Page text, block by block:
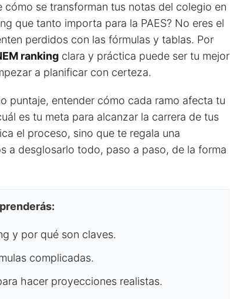
cómo se transforman tus notas del colegio en
que tanto importa para la PAES? No eres el
perdidos con las fórmulas y tablas. Por
ranking clara y práctica puede ser tu mejor
a planificar con certeza.
puntaje, entender cómo cada ramo afecta tu
es tu meta para alcanzar la carrera de tus
el proceso, sino que te regala una
a desglosarlo todo, paso a paso, de la forma
y por qué son claves.
complicadas.
hacer proyecciones realistas.